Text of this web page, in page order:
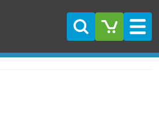
Suche